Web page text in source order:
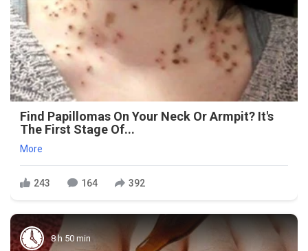
Find Papillomas On Your Neck Or Armpit? It's
The First Stage Of...
More
243 164 392
8 h 50 min